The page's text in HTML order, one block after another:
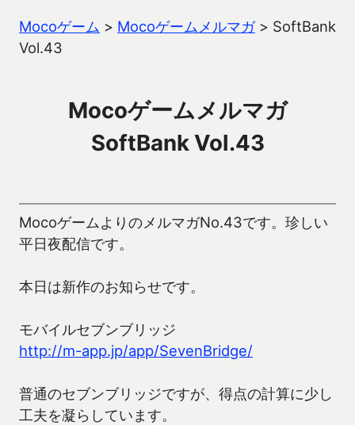
Mocoゲーム > Mocoゲームメルマガ> SoftBank
Vol.43
Mocoゲームメルマガ
SoftBank Vol.43
MocoゲームよりのメルマガNo.43です。珍しい
平日夜配信です。
本日は新作のお知らせです。
モバイルセブンブリッジ
http://m-app.jp/app/SevenBridge/
普通のセブンブリッジですが、得点の計算に少し
工夫を凝らしています。